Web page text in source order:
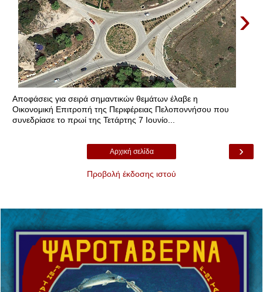
›
Αποφάσεις για σειρά σημαντικών θεμάτων έλαβε η
Οικονομική Επιτροπή της Περιφέρειας Πελοποννήσου που
συνεδρίασε το πρωί της Τετάρτης 7 Ιουνίο...
›
Αρχική σελίδα
Προβολή έκδοσης ιστού